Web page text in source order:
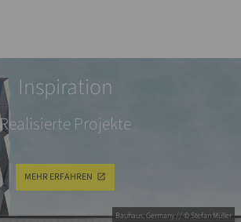
Bauhaus, Germany // © Stefan Müller
Inspiration
Realisierte Projekte
MEHR ERFAHREN